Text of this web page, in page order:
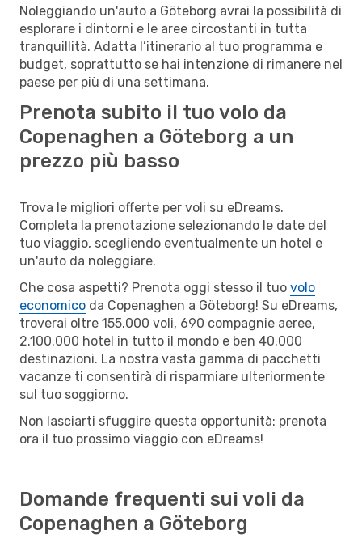
Noleggiando un'auto a Göteborg avrai la possibilità di
esplorare i dintorni e le aree circostanti in tutta
tranquillità. Adatta l’itinerario al tuo programma e
budget, soprattutto se hai intenzione di rimanere nel
paese per più di una settimana.
Prenota subito il tuo volo da
Copenaghen a Göteborg a un
prezzo più basso
Trova le migliori offerte per voli su eDreams.
Completa la prenotazione selezionando le date del
tuo viaggio, scegliendo eventualmente un hotel e
un'auto da noleggiare.
Che cosa aspetti? Prenota oggi stesso il tuo volo
economico da Copenaghen a Göteborg! Su eDreams,
troverai oltre 155.000 voli, 690 compagnie aeree,
2.100.000 hotel in tutto il mondo e ben 40.000
destinazioni. La nostra vasta gamma di pacchetti
vacanze ti consentirà di risparmiare ulteriormente
sul tuo soggiorno.
Non lasciarti sfuggire questa opportunità: prenota
ora il tuo prossimo viaggio con eDreams!
Domande frequenti sui voli da
Copenaghen a Göteborg